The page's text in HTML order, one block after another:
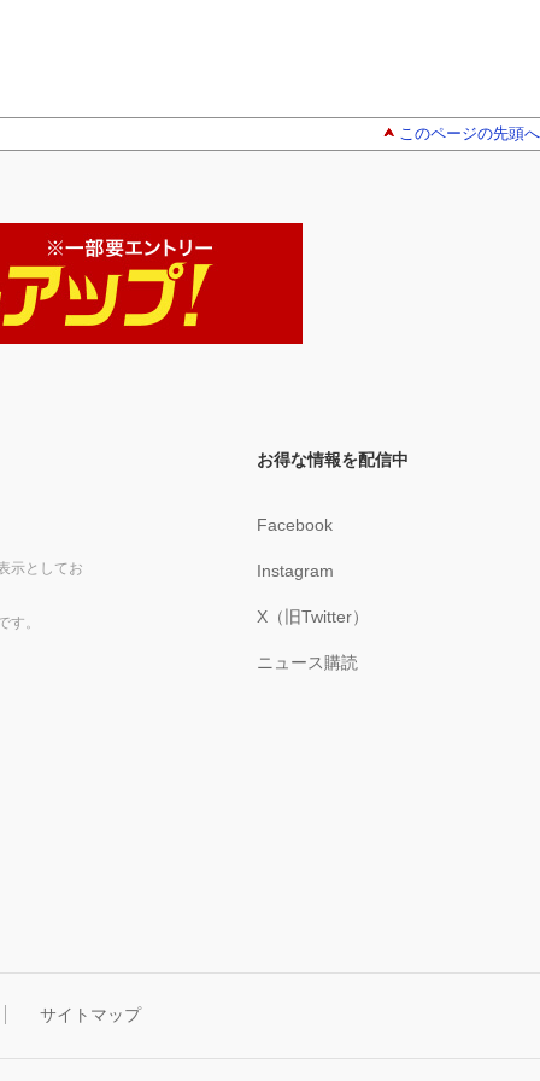
このページの先頭へ
示としてお
す。
お得な情報を配信中
Facebook
Instagram
X（旧Twitter）
ニュース購読
サイトマップ